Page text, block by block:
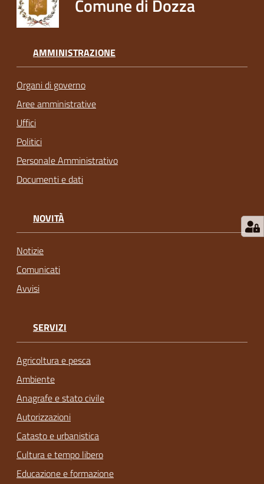
Comune di Dozza
AMMINISTRAZIONE
Organi di governo
Aree amministrative
Uffici
Politici
Personale Amministrativo
Documenti e dati
NOVITÀ
Notizie
Comunicati
Avvisi
SERVIZI
Agricoltura e pesca
Ambiente
Anagrafe e stato civile
Autorizzazioni
Catasto e urbanistica
Cultura e tempo libero
Educazione e formazione